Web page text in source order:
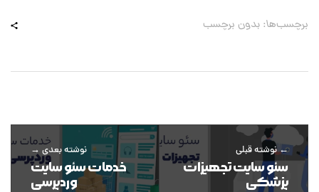
برچسب‌ها: بدون برچسب
نوشته قبلی
سئو سایت تجهیزات
پزشکی
نوشته بعدی
خدمات سئو سایت
وردپرسی